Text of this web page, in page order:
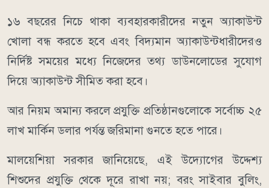
১৬ বছরের নিচে থাকা ব্যবহারকারীদের নতুন অ্যাকাউন্ট
খোলা বন্ধ করতে হবে এবং বিদ্যমান অ্যাকাউন্টধারীদেরও
নির্দিষ্ট সময়ের মধ্যে নিজেদের তথ্য ডাউনলোডের সুযোগ
দিয়ে অ্যাকাউন্ট সীমিত করা হবে।
আর নিয়ম অমান্য করলে প্রযুক্তি প্রতিষ্ঠানগুলোকে সর্বোচ্চ ২৫
লাখ মার্কিন ডলার পর্যন্ত জরিমানা গুনতে হতে পারে।
মালয়েশিয়া সরকার জানিয়েছে, এই উদ্যোগের উদ্দেশ্য
শিশুদের প্রযুক্তি থেকে দূরে রাখা নয়; বরং সাইবার বুলিং,